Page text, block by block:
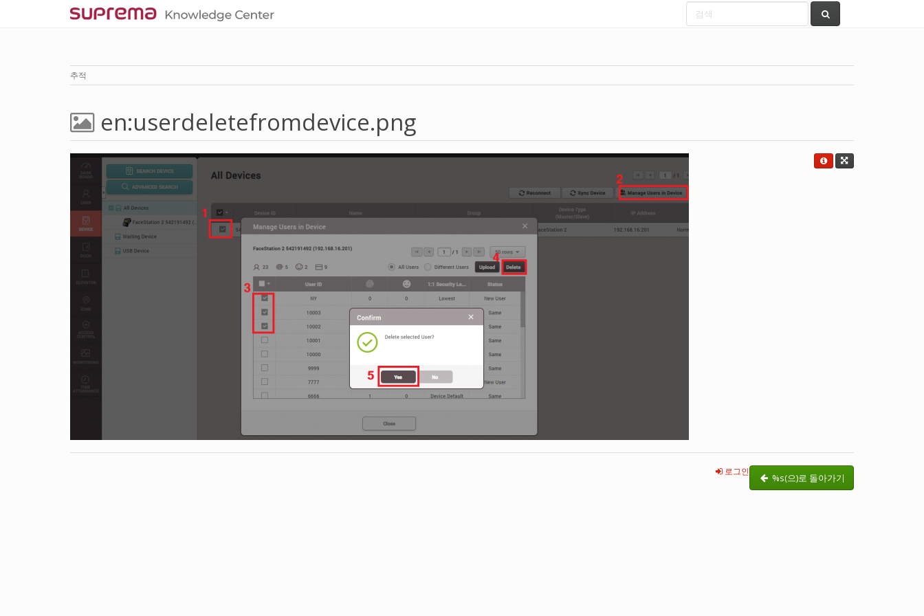
추적
en:userdeletefromdevice.png
%s(으)로 돌아가기
로그인